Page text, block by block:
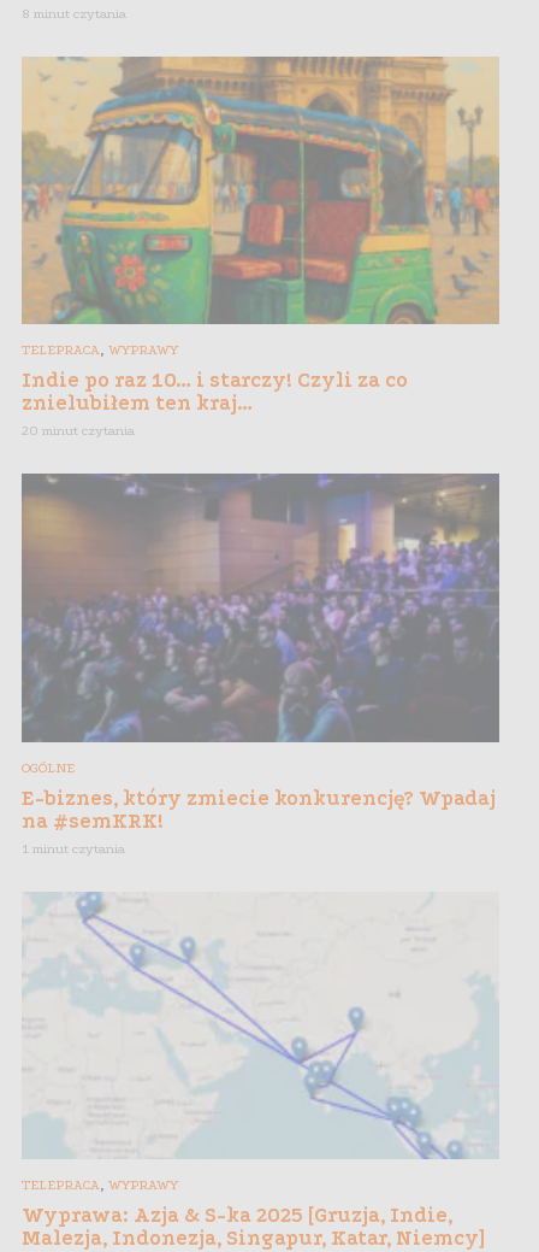
8 minut czytania
TELEPRACA, WYPRAWY
Indie po raz 10… i starczy! Czyli za co
znielubiłem ten kraj…
20 minut czytania
OGÓLNE
E-biznes, który zmiecie konkurencję? Wpadaj
na #semKRK!
1 minut czytania
TELEPRACA, WYPRAWY
Wyprawa: Azja & S-ka 2025 [Gruzja, Indie,
Malezja, Indonezja, Singapur, Katar, Niemcy]